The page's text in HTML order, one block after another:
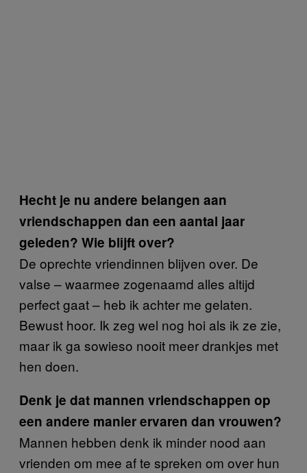
Hecht je nu andere belangen aan
vriendschappen dan een aantal jaar
geleden? Wie blijft over?
De oprechte vriendinnen blijven over. De
valse – waarmee zogenaamd alles altijd
perfect gaat – heb ik achter me gelaten.
Bewust hoor. Ik zeg wel nog hoi als ik ze zie,
maar ik ga sowieso nooit meer drankjes met
hen doen.
Denk je dat mannen vriendschappen op
een andere manier ervaren dan vrouwen?
Mannen hebben denk ik minder nood aan
vrienden om mee af te spreken om over hun